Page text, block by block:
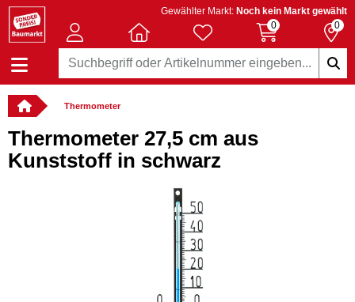
Gewählter Markt: Noch kein Markt gewählt
0
0
Thermometer
Thermometer 27,5 cm aus
Kunststoff in schwarz